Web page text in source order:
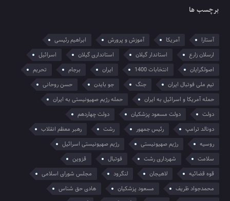
برچسب ها
آستارا آمریکا آموزش و پرورش
ابراهیم رئیسی
ارسلان زارع
استاندار گیلان استانداری گیلان
اسرائیل
اصولگرایان
انتخابات 1400 ایران برجام
تحریم
تیم ملی فوتبال ایران
جنگ جو بایدن
حسن روحانی
حمله آمریکا و اسرائیل به ایران
حمله رژیم صهیونیستی به ایران
دولت
دولت مسعود پزشکیان
دولت چهاردهم
دونالد ترامپ
رئیس جمهور رشت
رهبر معظم انقلاب
روسیه
رژیم صهیونیستی
رژیم صهیونیستی اسرائیل
سلامت
شهرداری رشت فوتبال
قزوین
قوه قضائیه
لاهیجان لنگرود
مجلس شورای اسلامی
محمدجواد ظریف
مسعود پزشکیان
هادی حق شناس